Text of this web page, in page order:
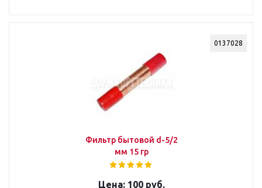
0137028
Фильтр бытовой d-5/2
мм 15 гр
100 руб.